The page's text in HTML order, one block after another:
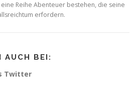
Reihe Abenteuer bestehen, die seine
erfordern.
AUCH BEI:
Twitter